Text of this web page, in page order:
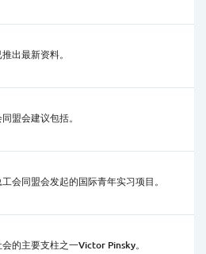
出最新资料。
盟会建议包括。
会同盟会发起的国际青年实习项目。
的主要支柱之一Victor Pinsky。